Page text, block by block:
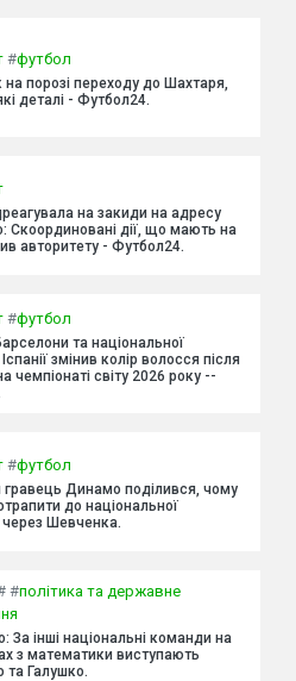
#футбол
порозі переходу до Шахтаря,
деталі - Футбол24.
на закиди на адресу
Скоординовані дії, що мають на
авторитету - Футбол24.
#футбол
та національної
змінив колір волосся після
чемпіонаті світу 2026 року --
#футбол
гравець Динамо поділився, чому
до національної
Шевченка.
#політика та державне
За інші національні команди на
з математики виступають
та Галушко.